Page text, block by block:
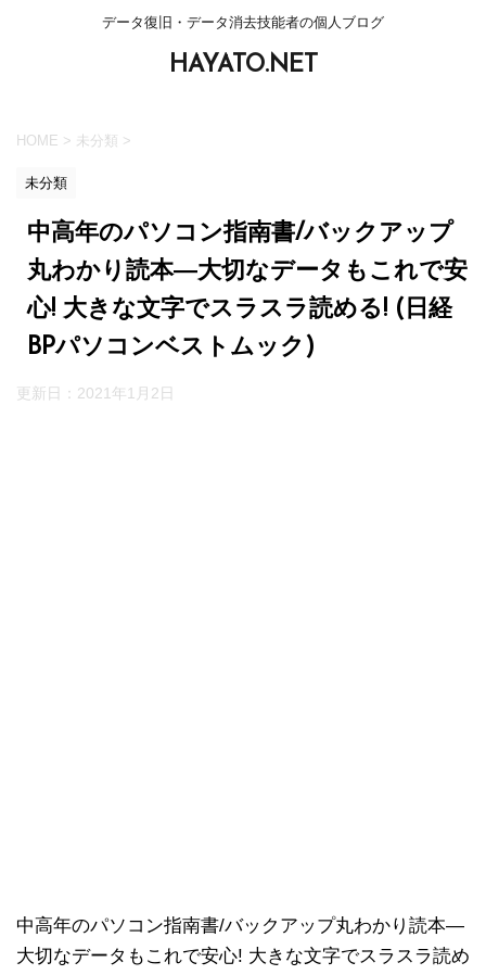
データ復旧・データ消去技能者の個人ブログ
HAYATO.NET
HOME > 未分類 >
未分類
中高年のパソコン指南書/バックアップ
丸わかり読本―大切なデータもこれで安
心! 大きな文字でスラスラ読める! (日経
BPパソコンベストムック)
更新日： 2021年1月2日
中高年のパソコン指南書/バックアップ丸わかり読本―
大切なデータもこれで安心! 大きな文字でスラスラ読め